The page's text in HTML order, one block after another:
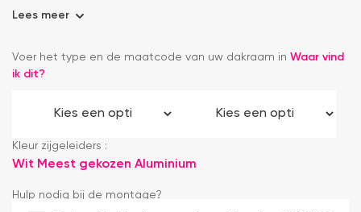
Lees meer
Voer het type en de maatcode van uw dakraam in Waar vind
ik dit?
Kleur zijgeleiders :
Wit Meest gekozen Aluminium
Hulp nodig bij de montage?